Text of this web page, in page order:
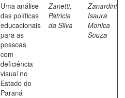
Uma análise
das políticas
educacionais
para as
pessoas
com
deficiência
visual no
Estado do
Paraná
Zanetti,
Patricia
da Silva
Zanardini,
Isaura
Monica
Souza